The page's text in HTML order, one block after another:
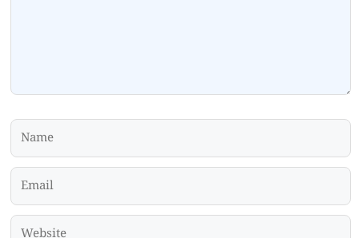
Name
Email
Website